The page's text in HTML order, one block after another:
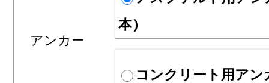
アンカー
本）
コンクリート用アン